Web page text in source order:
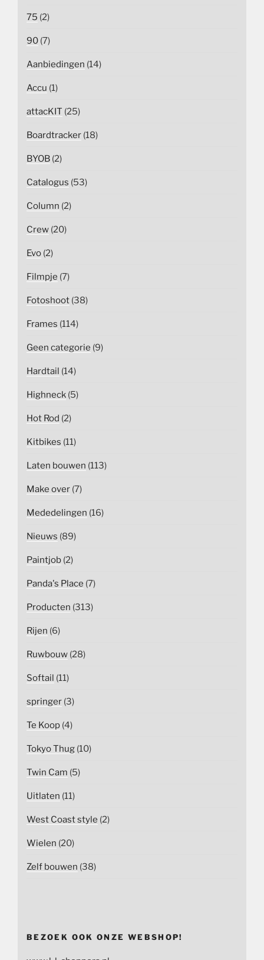
75 (2)
90 (7)
Aanbiedingen (14)
Accu (1)
attacKIT (25)
Boardtracker (18)
BYOB (2)
Catalogus (53)
Column (2)
Crew (20)
Evo (2)
Filmpje (7)
Fotoshoot (38)
Frames (114)
Geen categorie (9)
Hardtail (14)
Highneck (5)
Hot Rod (2)
Kitbikes (11)
Laten bouwen (113)
Make over (7)
Mededelingen (16)
Nieuws (89)
Paintjob (2)
Panda's Place (7)
Producten (313)
Rijen (6)
Ruwbouw (28)
Softail (11)
springer (3)
Te Koop (4)
Tokyo Thug (10)
Twin Cam (5)
Uitlaten (11)
West Coast style (2)
Wielen (20)
Zelf bouwen (38)
BEZOEK OOK ONZE WEBSHOP!